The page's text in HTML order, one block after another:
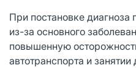
При постановке диагноза
из-за основного
повышенную
автотранспорта и